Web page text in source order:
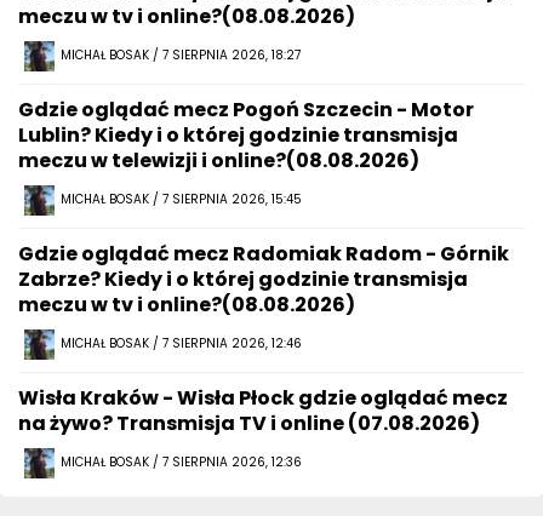
meczu w tv i online?(08.08.2026)
MICHAŁ BOSAK / 7 SIERPNIA 2026, 18:27
Gdzie oglądać mecz Pogoń Szczecin - Motor
Lublin? Kiedy i o której godzinie transmisja
meczu w telewizji i online?(08.08.2026)
MICHAŁ BOSAK / 7 SIERPNIA 2026, 15:45
Gdzie oglądać mecz Radomiak Radom - Górnik
Zabrze? Kiedy i o której godzinie transmisja
meczu w tv i online?(08.08.2026)
MICHAŁ BOSAK / 7 SIERPNIA 2026, 12:46
Wisła Kraków - Wisła Płock gdzie oglądać mecz
na żywo? Transmisja TV i online (07.08.2026)
MICHAŁ BOSAK / 7 SIERPNIA 2026, 12:36